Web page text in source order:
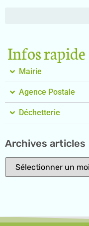
Infos rapide
Mairie
Agence Postale
Déchetterie
Archives articles